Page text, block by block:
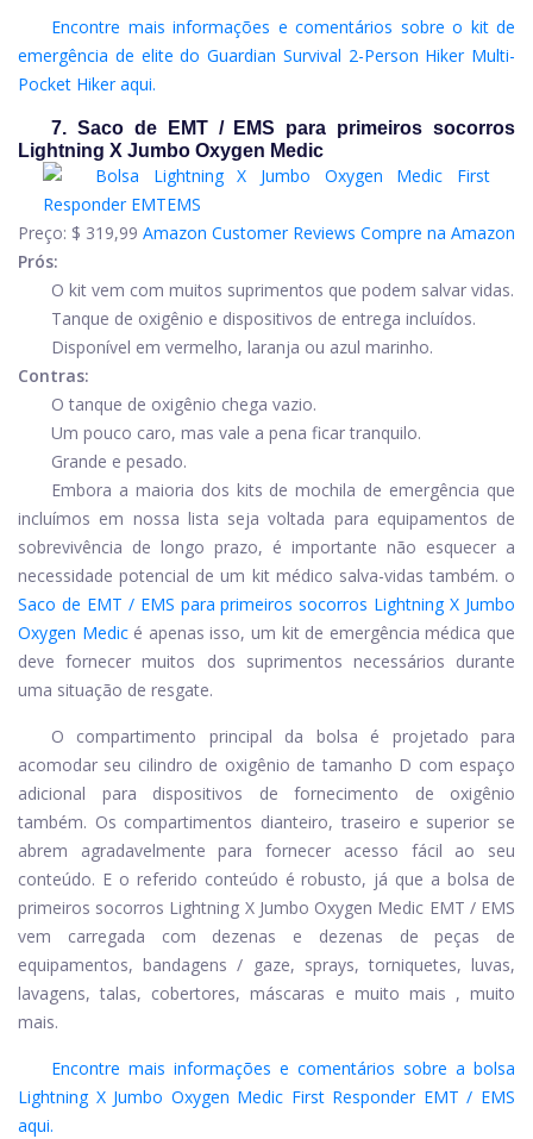
Encontre mais informações e comentários sobre o kit de
emergência de elite do Guardian Survival 2-Person Hiker Multi-
Pocket Hiker aqui.
7. Saco de EMT / EMS para primeiros socorros
Lightning X Jumbo Oxygen Medic
Preço: $ 319,99 Amazon Customer Reviews Compre na Amazon
Prós:
O kit vem com muitos suprimentos que podem salvar vidas.
Tanque de oxigênio e dispositivos de entrega incluídos.
Disponível em vermelho, laranja ou azul marinho.
Contras:
O tanque de oxigênio chega vazio.
Um pouco caro, mas vale a pena ficar tranquilo.
Grande e pesado.
Embora a maioria dos kits de mochila de emergência que
incluímos em nossa lista seja voltada para equipamentos de
sobrevivência de longo prazo, é importante não esquecer a
necessidade potencial de um kit médico salva-vidas também. o
Saco de EMT / EMS para primeiros socorros Lightning X Jumbo
Oxygen Medicé apenas isso, um kit de emergência médica que
deve fornecer muitos dos suprimentos necessários durante
uma situação de resgate.
O compartimento principal da bolsa é projetado para
acomodar seu cilindro de oxigênio de tamanho D com espaço
adicional para dispositivos de fornecimento de oxigênio
também. Os compartimentos dianteiro, traseiro e superior se
abrem agradavelmente para fornecer acesso fácil ao seu
conteúdo. E o referido conteúdo é robusto, já que a bolsa de
primeiros socorros Lightning X Jumbo Oxygen Medic EMT / EMS
vem carregada com dezenas e dezenas de peças de
equipamentos, bandagens / gaze, sprays, torniquetes, luvas,
lavagens, talas, cobertores, máscaras e muito mais , muito
mais.
Encontre mais informações e comentários sobre a bolsa
Lightning X Jumbo Oxygen Medic First Responder EMT / EMS
aqui.